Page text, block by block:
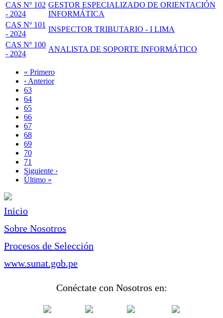
CAS Nº 102
- 2024
GESTOR ESPECIALIZADO DE ORIENTACIÓN
INFORMÁTICA
CAS Nº 101
- 2024
INSPECTOR TRIBUTARIO - I LIMA
CAS Nº 100
- 2024
ANALISTA DE SOPORTE INFORMÁTICO
Paginación
Primera
página
« Primero
Página
anterior
‹ Anterior
Page
63
Page
64
Page
65
Page
66
Página
actual
67
Page
68
Page
69
Page
70
Page
71
Siguiente
página
Siguiente ›
Última
Último »
Inicio
Sobre Nosotros
Procesos de Selección
www.sunat.gob.pe
Conéctate con Nosotros en: